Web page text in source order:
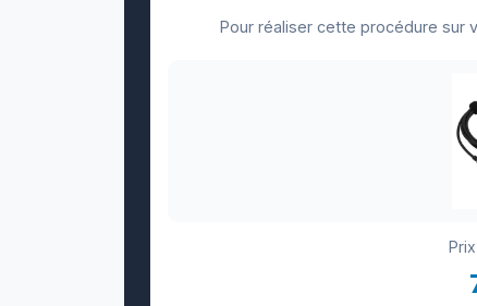
Pour réaliser cette procédure sur